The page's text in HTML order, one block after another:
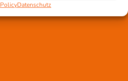
Datenschutz